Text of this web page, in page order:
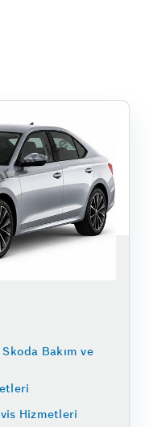
Bakım ve
Hizmetleri